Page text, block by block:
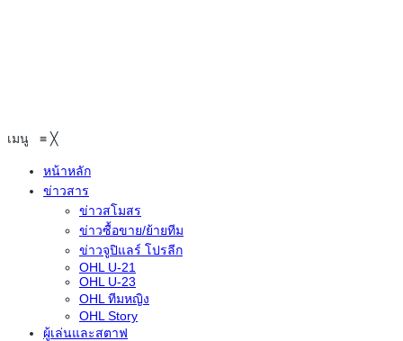
เมนู ≡ ╳
หน้าหลัก
ข่าวสาร
ข่าวสโมสร
ข่าวซื้อขาย/ย้ายทีม
ข่าวจูปิแลร์ โปรลีก
OHL U-21
OHL U-23
OHL ทีมหญิง
OHL Story
ผู้เล่นและสตาฟ